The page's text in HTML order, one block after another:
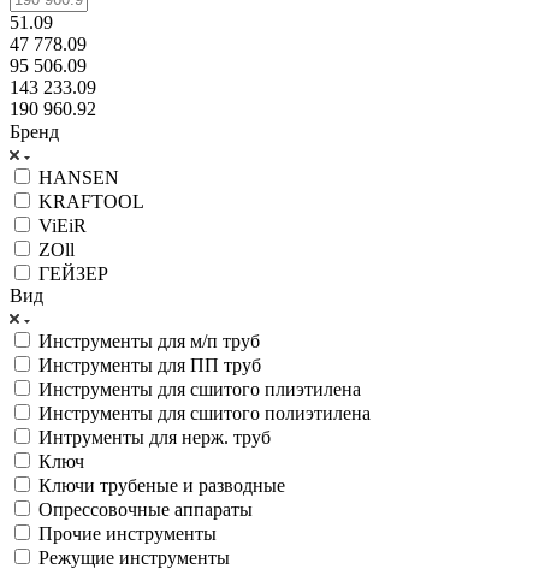
51.09
47 778.09
95 506.09
143 233.09
190 960.92
Бренд
HANSEN
KRAFTOOL
ViEiR
ZOll
ГЕЙЗЕР
Вид
Инструменты для м/п труб
Инструменты для ПП труб
Инструменты для сшитого плиэтилена
Инструменты для сшитого полиэтилена
Интрументы для нерж. труб
Ключ
Ключи трубеные и разводные
Опрессовочные аппараты
Прочие инструменты
Режущие инструменты